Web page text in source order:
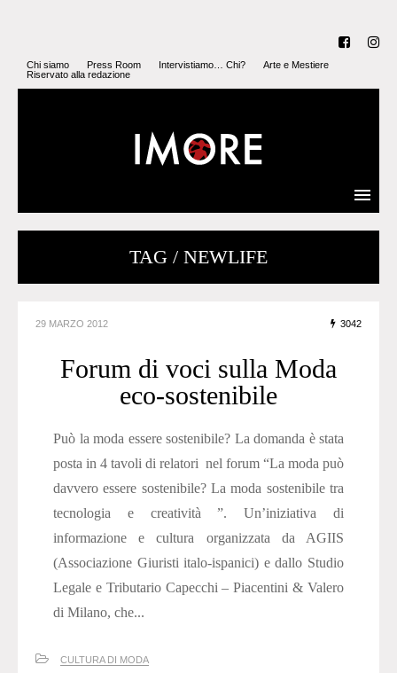
Chi siamo Press Room Intervistiamo… Chi?
Arte e Mestiere
Riservato alla redazione
TAG / NEWLIFE
29 MARZO 2012 3042
Forum di voci sulla Moda
eco-sostenibile
Può la moda essere sostenibile? La domanda è stata
posta in 4 tavoli di relatori nel forum “La moda può
davvero essere sostenibile? La moda sostenibile tra
tecnologia e creatività ”. Un’iniziativa di
informazione e cultura organizzata da AGIIS
(Associazione Giuristi italo-ispanici) e dallo Studio
Legale e Tributario Capecchi – Piacentini & Valero
di Milano, che...
CULTURA DI MODA